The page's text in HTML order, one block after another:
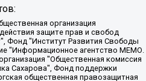
Владимирович, Сурначева Елизавета Дмитриевна, Автономная некоммерческая организация по защите прав человека и информированию населения "Якутия – Наше Мнение", Общество с ограниченной ответственностью "Москоу диджитал медиа", с 26.01.2023 Общество с ограниченной ответственностью "Чайка Белые сады", Ветошкина Валерия Валерьевна, Заговора Максим Александрович, Межрегиональное общественное движение "Российская ЛГБТ - сеть", Оленичев Максим Владимирович, Павлов Иван Юрьевич, Скворцова Елена Сергеевна, Общество с ограниченной ответственностью "Как бы инагент", Кочетков Игорь Викторович, Общество с ограниченной ответственностью "Честные выборы", Еланчик Олег Александрович, Общество с ограниченной ответственностью "Нобелевский призыв", Гималова Регина Эмилевна, Григорьев Андрей Валерьевич, Григорьева Алина Александровна, Ассоциация по содействию защите прав призывников, альтернативнослужащих и военнослужащих "Правозащитная группа "Гражданин.Армия.Право", Хисамова Регина Фаритовна, Автономная некоммерческая организация по реализации социально-правовых программ "Лилит", Дальневосточное общественное движение "Маяк", Санкт-Петербургская ЛГБТ-инициативная группа "Выход", Инициативная группа ЛГБТ+ "Реверс", Алексеев Андрей Викторович, Бекбулатова Таисия Львовна, Беляев Иван Михайлович, Владыкина Елена Сергеевна, Гельман Марат Александрович, Никульшина Вероника Юрьевна, Толоконникова Надежда Андреевна, Шендерович Виктор Анатольевич, Общество с ограниченной ответственностью "Данное сообщение", Общество с ограниченной ответственностью Издательский дом "Новая глава", Айнбиндер Александра Александровна, Московский комьюнити-центр для ЛГБТ+инициатив, Благотворительный фонд развития филантропии, Deutsche Welle (Германия, Kurt-Schumacher-Strasse 3, 53113 Bonn), Борзунова Мария Михайловна, Воробьев Виктор Викторович, Голубева Анна Львовна, Константинова Алла Михайловна, Малкова Ирина Владимировна, Мурадов Мурад Абдулгалимович, Осетинская Елизавета Николаевна, Понасенков Евгений Николаевич, Ганапольский Матвей Юрьевич, Киселев Евгений Алексеевич, Борухович Ирина Григорьевна, Дремин Иван Тимофеевич, Дубровский Дмитрий Викторович, Красноярская региональная общественная организация поддержки и развития альтернативных образовательных технологий и межкультурных коммуникаций "ИНТЕРРА", Маяковская Екатерина Алексеевна, Фейгин Марк Захарович, Филимонов Андрей Викторович, Дзугкоева Регина Николаевна, Доброхотов Роман Александрович, Дудь Юрий Александрович, Елкин Сергей Владимирович, Кругликов Кирилл Игоревич, Сабунаева Мария Леонидовна, Семенов Алексей Владимирович, Шаинян Карен Багратович, Шульман Екатерина Михайловна, Асафьев Артур Валерьевич, Вахштайн Виктор Семенович, Венедиктов Алексей Алексеевич, Лушникова Екатерина Евгеньевна, Волков Леонид Михайлович, Невзоров Александр Глебович, Пархоменко Сергей Борисович, Сироткин Ярослав Николаевич, Кара-Мурза Владимир Владимирович, Баранова Наталья Владимировна, Гозман Леонид Яковлевич, Кагарлицкий Борис Юльевич, Климарев Михаил Валерьевич, Милов Владимир Станиславович, Автономная некоммерческая организация Краснодарский центр современного искусства "Типография", Моргенштерн Алишер Тагирович, Соболь Любовь Эдуардовна, Общество с ограниченной ответственностью "ЛИЗА НОРМ", Каспаров Гарри Кимович, Ходорковский Михаил Борисович, Общество с ограниченной ответственностью "Апрельские тезисы", Данилович Ирина Брониславовна, Кашин Олег Владимирович, Петров Николай Владимирович, Пивоваров Алексей Владимирович, Соколов Михаил Владимирович, Цветкова Юлия Владимировна, Чичваркин Евгений Александрович, Комитет против пыток/Команда против пыток, Общество с ограниченной ответственностью "Первый научный", Общество с ограниченной ответственностью "Вертолет и ко", Белоцерковская Вероника Борисовна, Кац Максим Евгеньевич, Лазарева Татьяна Юрьевна, Шаведдинов Руслан Табризович, Яшин Илья Валерьевич, Общество с ограниченной ответственностью "Иноагент ААВ", Алешковский Дмитрий Петрович, Альбац Евгения Марковна, Быков Дмитрий Львович, Галямина Юлия Евгеньевна, Лойко Сергей Леонидович, Мартынов Кирилл Константинович, Медведев Сергей Александрович, Крашенинников Федор Геннадиевич, Гордеева Катерина Вл